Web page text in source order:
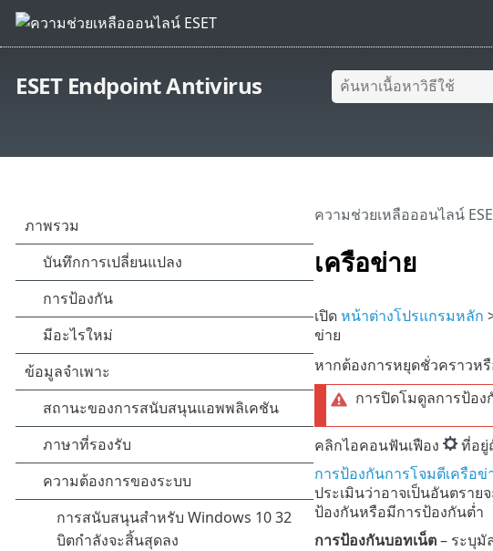
ESET Endpoint Antivirus
เครือข่าย
ความช่วยเหลือออนไลน์
เปิดหน้าต่างโปรแกรมหลัก
ข่าย
หากต้องการหยุดชั่วคราวห
การปิดโมดูลการป้อ
คลิกไอคอนฟันเฟือง
ที่อยู่
การป้องกันการโจมตีเครือข่
ประเมินว่าอาจเป็นอันตราย
ป้องกันหรือมีการป้องกันต่ำ
การป้องกันบอทเน็ต– ระบุมั